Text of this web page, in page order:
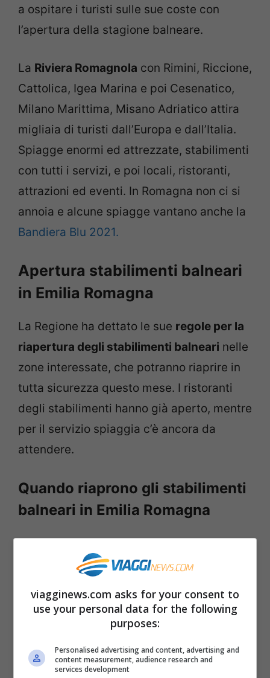
a ospitare i turisti sulle sue coste con
l’apertura della stagione balneare.
La Riviera Romagnola con Rimini, Riccione,
Cattolica, Igea Marina e poi Cesenatico,
Milano Marittima, Misano Adriatico attira
migliaia di turisti dall’Europa e dall’Italia.
Spiagge enormi ed attrezzate, stabilimenti
con tutti i servizi, e poi locali, ristoranti,
attrazioni ed eventi. In Romagna non ci si
annoia e alcune spiagge vantano anche la
Bandiera Blu 2021.
Apertura stabilimenti balneari
in Emilia Romagna
La Regione ha dettato le sue regole per la
riapertura degli stabilimenti balneari nelle
zone interessate, che potranno riaprire in
tutta sicurezza questo mese. I ristoranti
degli stabilimenti hanno già aperto, mentre
per il servizio spiaggia c’è ancora da
attendere.
Quando riaprono gli stabilimenti
balneari in Emilia Romagna
Già il 1° maggio era possibile riaprire
secondo le nuove ordinanze, ma
deciso di riaprire, attendendo più
Dal15 maggioin poi potranno aprire tutti,
viagginews.com asks for your consent to
use your personal data for the following
purposes:
Personalised advertising and content, advertising and
content measurement, audience research and
services development